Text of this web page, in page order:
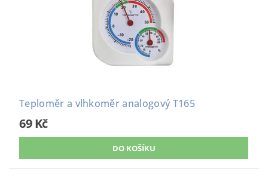
Teploměr a vlhkoměr analogový T165
69 Kč